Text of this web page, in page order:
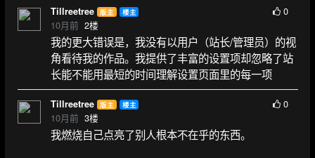
Tillreetree 版主 楼主
10月前 2楼
0
我的更大错误是，我没有以用户（站长/管理员）的视
角看待我的作品。我提供了丰富的设置项却忽略了站
长能不能用最短的时间理解设置页面里的每一项
Tillreetree 版主 楼主
10月前 3楼
0
我燃烧自己点亮了别人根本不在乎的东西。